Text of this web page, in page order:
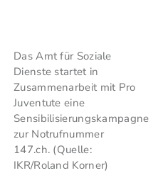
Das Amt für Soziale
Dienste startet in
Zusammenarbeit mit Pro
Juventute eine
Sensibilisierungskampagne
zur Notrufnummer
147.ch. (Quelle:
IKR/Roland Korner)